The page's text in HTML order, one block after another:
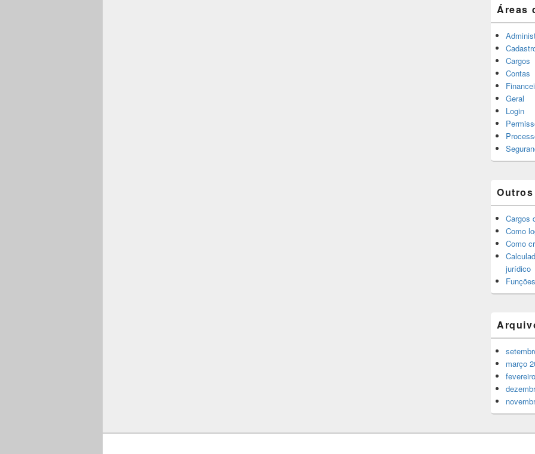
Áreas
Cargos
Contas
Geral
Login
Cargos
Como
Como
jurídico
março